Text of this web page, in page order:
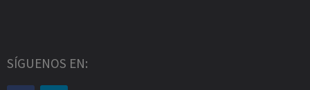
SÍGUENOS EN: